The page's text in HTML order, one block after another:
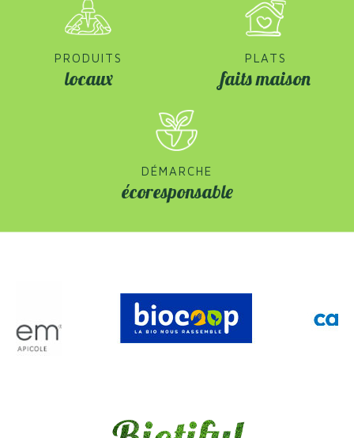
PRODUITS
locaux
PLATS
faits maison
DÉMARCHE
écoresponsable